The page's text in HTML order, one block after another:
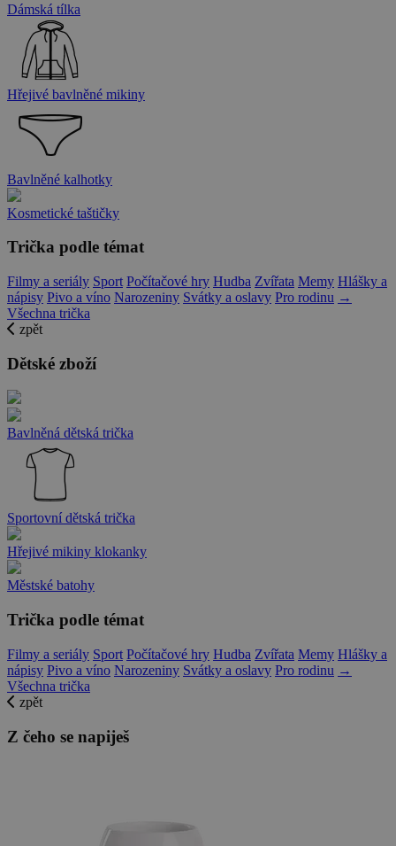
Dámská tílka
Hřejivé bavlněné mikiny
Bavlněné kalhotky
Kosmetické taštičky
Trička podle témat
Filmy a seriály Sport Počítačové hry Hudba Zvířata Memy Hlášky a
nápisy Pivo a víno Narozeniny Svátky a oslavy Pro rodinu →
Všechna trička
zpět
Dětské zboží
Bavlněná dětská trička
Sportovní dětská trička
Hřejivé mikiny klokanky
Městské batohy
Trička podle témat
Filmy a seriály Sport Počítačové hry Hudba Zvířata Memy Hlášky a
nápisy Pivo a víno Narozeniny Svátky a oslavy Pro rodinu →
Všechna trička
zpět
Z čeho se napiješ